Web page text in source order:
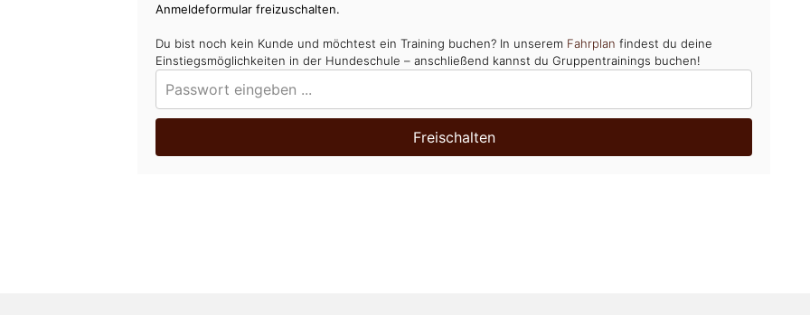
Anmeldeformular freizuschalten.
Du bist noch kein Kunde und möchtest ein Training buchen? In unserem Fahrplan findest du deine
Einstiegsmöglichkeiten in der Hundeschule – anschließend kannst du Gruppentrainings buchen!
Freischalten